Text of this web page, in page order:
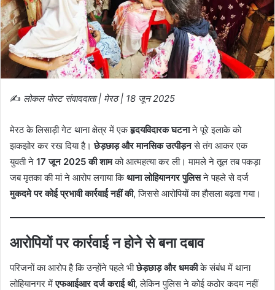
✍️ लोकल पोस्ट संवाददाता | मेरठ | 18 जून 2025
मेरठ के लिसाड़ी गेट थाना क्षेत्र में एकहृदयविदारक घटनाने पूरे इलाके को
झकझोर कर रख दिया है।छेड़छाड़ और मानसिक उत्पीड़नसे तंग आकर एक
युवती ने 17 जून 2025 की शामको आत्महत्या कर ली। मामले ने तूल तब पकड़ा
जब मृतका की मां ने आरोप लगाया किथाना लोहियानगर पुलिसने पहले से दर्ज
मुकदमे पर कोई प्रभावी कार्रवाई नहीं की, जिससे आरोपियों का हौसला बढ़ता गया।
आरोपियों पर कार्रवाई न होने से बना दबाव
परिजनों का आरोप है कि उन्होंने पहले भीछेड़छाड़ और धमकीके संबंध में थाना
लोहियानगर मेंएफआईआर दर्ज कराई थी, लेकिन पुलिस ने कोई कठोर कदम नहीं